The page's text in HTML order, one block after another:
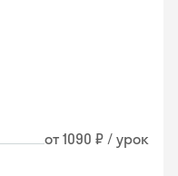
от 1090 ₽ / урок